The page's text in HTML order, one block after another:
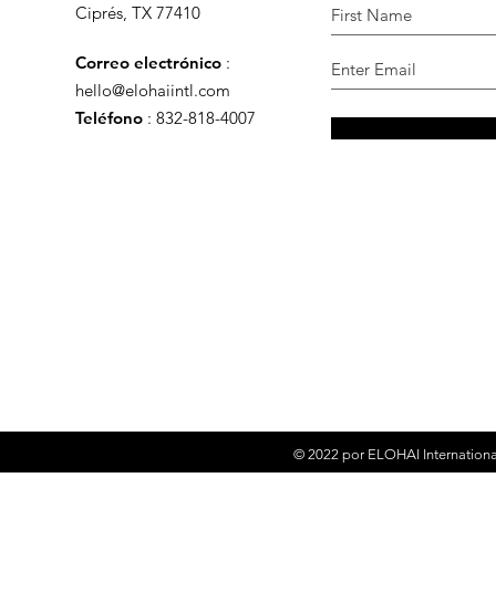
Ciprés, TX 77410
Correo electrónico :
hello@elohaiintl.com
Teléfono : 832-818-4007
© 2022 por ELOHAI